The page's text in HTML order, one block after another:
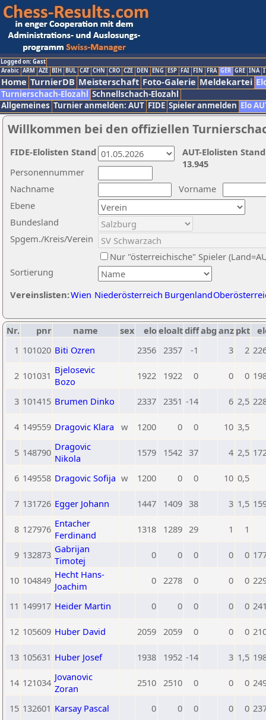
Logged on: Gast
Arabic ARM AZE BIH BUL CAT CHN CRO CZE DEN ENG ESP FAI FIN FRA GER GRE INA
Home TurnierDB Meisterschaft Foto-Galerie Meldekartei
Turnierschach-Elozahl Schnellschach-Elozahl
Allgemeines Turnier anmelden: AUT FIDE Spieler anmelden Elo
Willkommen bei den offiziellen
Nachname
Vorname
Ebene
Sortierung
Personennummer
Bundesland
Spgem./Kreis/Verein
Nur "österreichische" Spieler
Vereinslisten:Wien Niederösterreich Burgenland
AUT-Elolisten
13.945
FIDE-Elolisten Stand
Nr. pnr name sex eloeloaltdiffabg anz pkt
1 101020 Biti Ozren 2356 2357 -1 3 2
2 101031 Bjelosevic
Bozo
1922 1922 0 0 0
3 101415 Brumen Dinko 2337 2351 -14 6 2,5
4 149559 Dragovic Klara w 1200 0 0 10 3,5
5 148790 Dragovic
Nikola
1579 1542 37 4 2,5
6 149558 Dragovic Sofija w 1200 0 0 10 0,5
7 131726 Egger Johann 1447 1409 38 3 1,5
8 127976 Entacher
Ferdinand
1318 1289 29 1 1
9 132873 Gabrijan
Timotej
0 0 0 0 0
10 104849 Hecht Hans-
Joachim
0 2278 0 0 0
11 149917 Heider Martin 0 0 0 0 0
12 105609 Huber David 2059 2059 0 0 0
13 105631 Huber Josef 1938 1952 -14 3 1,5
14 121034 Jovanovic
Zoran
2510 2510 0 0 0
15 132601 Karsay Pascal 0 0 0 0 0